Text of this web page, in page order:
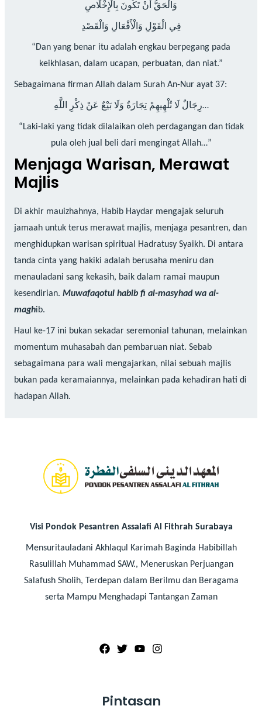
وَالْحَقُّ أَنْ تَكُونَ بِالْإِخْلَاصِ
فِي الْقَوْلِ وَالْأَفْعَالِ وَالْقَصْدِ
“Dan yang benar itu adalah engkau berpegang pada
keikhlasan, dalam ucapan, perbuatan, dan niat.”
Sebagaimana firman Allah dalam Surah An-Nur ayat 37:
رِجَالٌ لَا تُلْهِيهِمْ تِجَارَةٌ وَلَا بَيْعٌ عَنْ ذِكْرِ اللَّهِ…
“Laki-laki yang tidak dilalaikan oleh perdagangan dan tidak
pula oleh jual beli dari mengingat Allah…”
Menjaga Warisan, Merawat
Majlis
Di akhir mauizhahnya, Habib Haydar mengajak seluruh
jamaah untuk terus merawat majlis, menjaga pesantren, dan
menghidupkan warisan spiritual Hadratusy Syaikh. Di antara
tanda cinta yang hakiki adalah berusaha meniru dan
menauladani sang kekasih, baik dalam ramai maupun
kesendirian. Muwafaqotul habib fi al-masyhad wa al-
maghib.
Haul ke-17 ini bukan sekadar seremonial tahunan, melainkan
momentum muhasabah dan pembaruan niat. Sebab
sebagaimana para wali mengajarkan, nilai sebuah majlis
bukan pada keramaiannya, melainkan pada kehadiran hati di
hadapan Allah.
Visi Pondok Pesantren Assalafi Al Fithrah Surabaya
Mensuritauladani Akhlaqul Karimah Baginda Habibillah
Rasulillah Muhammad SAW., Meneruskan Perjuangan
Salafush Sholih, Terdepan dalam Berilmu dan Beragama
serta Mampu Menghadapi Tantangan Zaman
Pintasan